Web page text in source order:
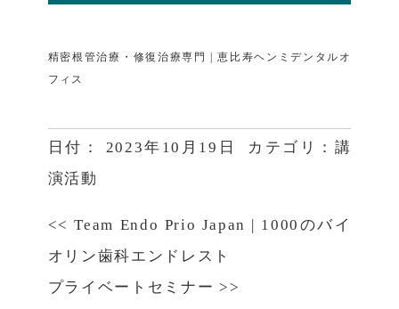
精密根管治療・修復治療専門 | 恵比寿ヘンミデンタルオ
フィス
日付： 2023年10月19日 カテゴリ： 講
演活動
<< Team Endo Prio Japan | 1000のバイ
オリン歯科エンドレスト
プライベートセミナー>>